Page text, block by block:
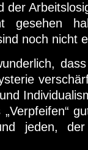
der
gesehen
noch nicht
jeden,